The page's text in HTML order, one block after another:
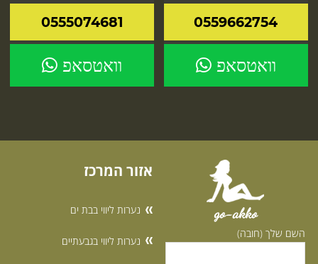
תחכה
0559662754
וואטסאפ
0555074681
וואטסאפ
go-akko
השם שלך (חובה)
אזור המרכז
נערות ליווי בבת ים
נערות ליווי בגבעתיים